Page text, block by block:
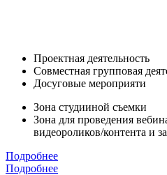
Проектная деятельность
Совместная групповая
Досуговые мероприяти
Зона студииной съемки
Зона для проведения
видеороликов/контента и
Подробнее
Подробнее